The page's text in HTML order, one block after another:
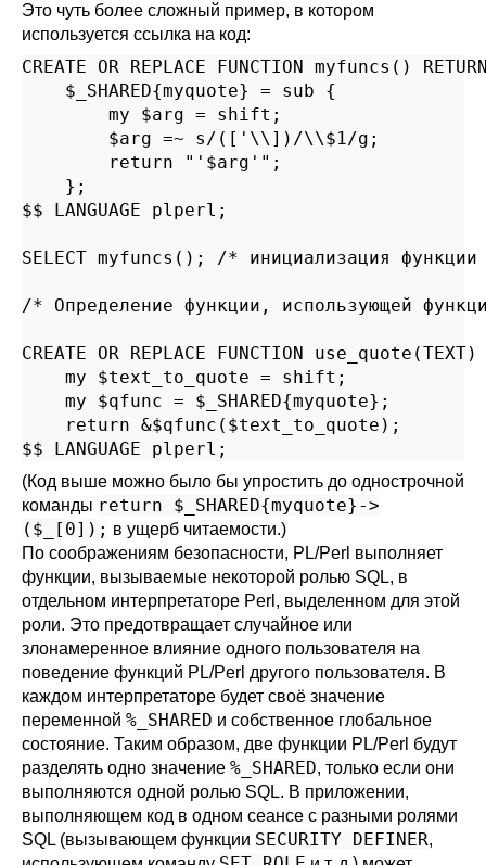
Это чуть более сложный пример, в котором
используется ссылка на код:
CREATE OR REPLACE FUNCTION myfuncs()
    $_SHARED{myquote} = sub {
        my $arg = shift;
        $arg =~ s/(['\\])/\\$1/g;
        return "'$arg'";
    };
$$ LANGUAGE plperl;
SELECT myfuncs(); /* инициализация
/* Определение функции, использующей
CREATE OR REPLACE FUNCTION
    my $text_to_quote = shift;
    my $qfunc = $_SHARED{myquote};
    return &$qfunc($text_to_quote);
$$ LANGUAGE plperl;
(Код выше можно было бы упростить до однострочной
команды return $_SHARED{myquote}->
($_[0]); в ущерб читаемости.)
По соображениям безопасности, PL/Perl выполняет
функции, вызываемые некоторой ролью SQL, в
отдельном интерпретаторе Perl, выделенном для этой
роли. Это предотвращает случайное или
злонамеренное влияние одного пользователя на
поведение функций PL/Perl другого пользователя. В
каждом интерпретаторе будет своё значение
переменной %_SHARED и собственное глобальное
состояние. Таким образом, две функции PL/Perl будут
разделять одно значение %_SHARED, только если они
выполняются одной ролью SQL. В приложении,
выполняющем код в одном сеансе с разными ролями
SQL (вызывающем функции SECURITY DEFINER,